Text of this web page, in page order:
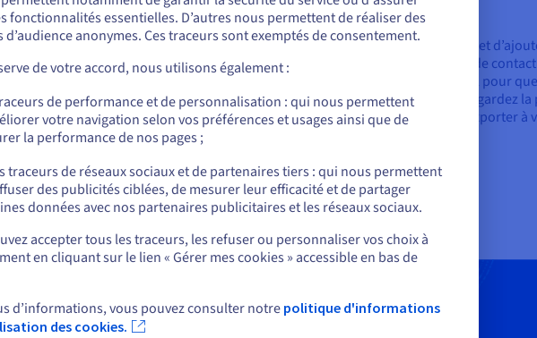
WordPress
WordPress est un CMS flexible qui vous permet
que des galeries de projets, des formulaires de contact
téléchargeables. Personnalisez chaque détail pour
fidèle de votre parcours professionnel. Vous gardez
votre site, que vous pouvez sauvegarder et exporter à
commander, rendez-vous sur le site de votre pays (États-Unis) et créez un
us.ovhcloud.com/
Anglais USD - $
ou
sur le site actuel
un autre site web
fonctionnalités essentielles. D’autres nous permettent de réaliser des
d’audience anonymes. Ces traceurs sont exemptés de consentement.
de votre accord, nous utilisons également :
de performance et de personnalisation : qui nous permettent
votre navigation selon vos préférences et usages ainsi que de
la performance de nos pages ;
traceurs de réseaux sociaux et de partenaires tiers : qui nous permettent
des publicités ciblées, de mesurer leur efficacité et de partager
données avec nos partenaires publicitaires et les réseaux sociaux.
accepter tous les traceurs, les refuser ou personnaliser vos choix à
en cliquant sur le lien « Gérer mes cookies » accessible en bas de
d’informations, vous pouvez consulter notre politique d'informations
des cookies.